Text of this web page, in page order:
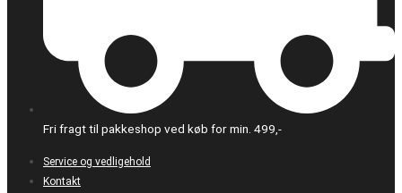
Fri fragt til pakkeshop ved køb for min. 499,-
Service og vedligehold
Kontakt